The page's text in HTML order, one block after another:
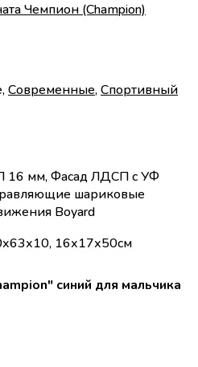
Чемпион (Champion)
Современные,Спортивный
16 мм, Фасад ЛДСП с УФ
шариковые
Boyard
16х17х50см
синий для мальчика